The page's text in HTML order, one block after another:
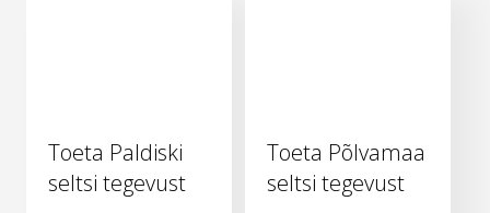
Toeta Paldiski
seltsi tegevust
Toeta Põlvamaa
seltsi tegevust